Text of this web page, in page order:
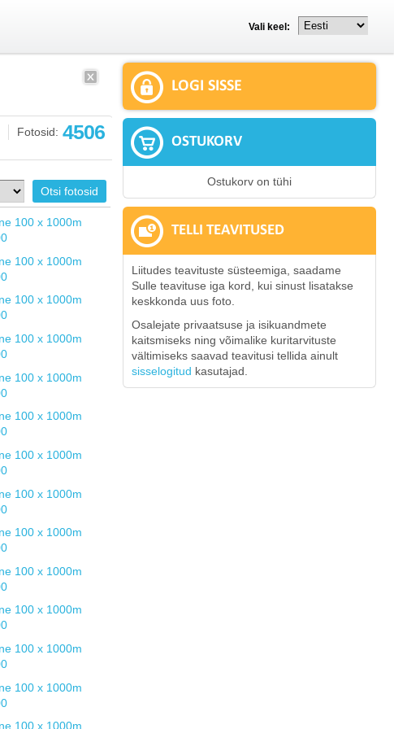
Vali keel:
Fotosid: 4506
LOGI SISSE
OSTUKORV
Ostukorv on tühi
TELLI TEAVITUSED
Liitudes teavituste süsteemiga, saadame
Sulle teavituse iga kord, kui sinust lisatakse
keskkonda uus foto.
Osalejate privaatsuse ja isikuandmete
kaitsmiseks ning võimalike kuritarvituste
vältimiseks saavad teavitusi tellida ainult
sisselogitud kasutajad.